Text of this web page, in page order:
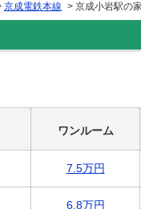
京成電鉄本線 > 京成小岩駅の
ワンルーム
7.5万円
6.8万円